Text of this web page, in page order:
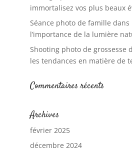
immortalisez vos plus beaux
Séance photo de famille dans
l’importance de la lumière
Shooting photo de grossesse
les tendances en matière de
Commentaires récents
Archives
février 2025
décembre 2024